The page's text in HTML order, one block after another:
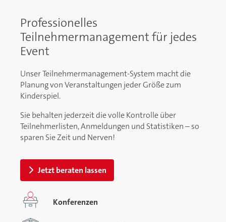
Professionelles
Teilnehmermanagement für jedes
Event
Unser Teilnehmermanagement-System macht die
Planung von Veranstaltungen jeder Größe zum
Kinderspiel.
Sie behalten jederzeit die volle Kontrolle über
Teilnehmerlisten, Anmeldungen und Statistiken – so
sparen Sie Zeit und Nerven!
Jetzt beraten lassen
Konferenzen